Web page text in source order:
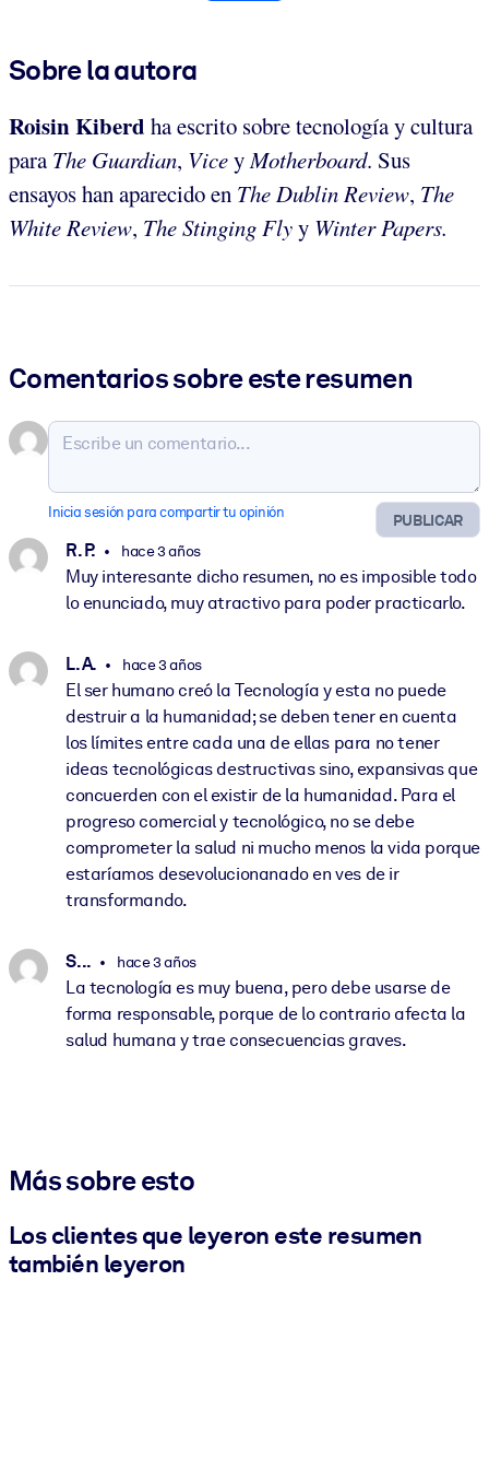
Sobre la autora
Roisin Kiberd ha escrito sobre tecnología y cultura
paraThe Guardian, ViceyMotherboard. Sus
ensayos han aparecido en The Dublin Review, The
White Review, The Stinging Flyy Winter Papers.
Comentarios sobre este resumen
PUBLICAR
Inicia sesión para compartir tu opinión
R. P. hace 3 años
Muy interesante dicho resumen, no es imposible todo
lo enunciado, muy atractivo para poder practicarlo.
L. A. hace 3 años
El ser humano creó la Tecnología y esta no puede
destruir a la humanidad; se deben tener en cuenta
los límites entre cada una de ellas para no tener
ideas tecnológicas destructivas sino, expansivas que
concuerden con el existir de la humanidad. Para el
progreso comercial y tecnológico, no se debe
comprometer la salud ni mucho menos la vida porque
estaríamos desevolucionanado en ves de ir
transformando.
S. .. hace 3 años
La tecnología es muy buena, pero debe usarse de
forma responsable, porque de lo contrario afecta la
salud humana y trae consecuencias graves.
Más sobre esto
Los clientes que leyeron este resumen
también leyeron